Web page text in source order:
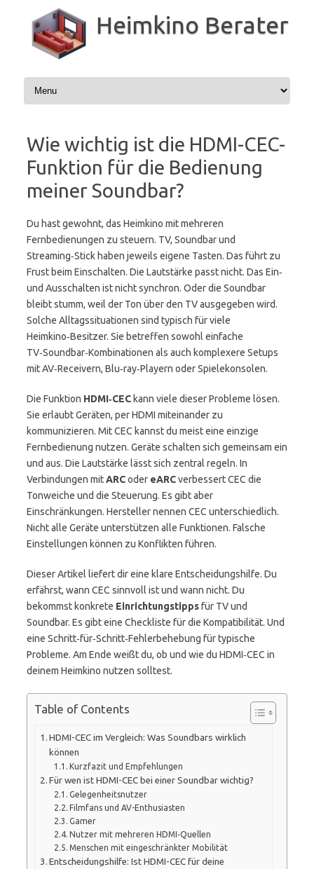
springen
Heimkino Berater
Wie wichtig ist die HDMI-CEC-
Funktion für die Bedienung
meiner Soundbar?
Du hast gewohnt, das Heimkino mit mehreren
Fernbedienungen zu steuern. TV, Soundbar und
Streaming‑Stick haben jeweils eigene Tasten. Das führt zu
Frust beim Einschalten. Die Lautstärke passt nicht. Das Ein‑
und Ausschalten ist nicht synchron. Oder die Soundbar
bleibt stumm, weil der Ton über den TV ausgegeben wird.
Solche Alltagssituationen sind typisch für viele
Heimkino‑Besitzer. Sie betreffen sowohl einfache
TV‑Soundbar‑Kombinationen als auch komplexere Setups
mit AV‑Receivern, Blu‑ray‑Playern oder Spielekonsolen.
Die Funktion HDMI‑CEC kann viele dieser Probleme lösen.
Sie erlaubt Geräten, per HDMI miteinander zu
kommunizieren. Mit CEC kannst du meist eine einzige
Fernbedienung nutzen. Geräte schalten sich gemeinsam ein
und aus. Die Lautstärke lässt sich zentral regeln. In
Verbindungen mitARCoder eARCverbessert CEC die
Tonweiche und die Steuerung. Es gibt aber
Einschränkungen. Hersteller nennen CEC unterschiedlich.
Nicht alle Geräte unterstützen alle Funktionen. Falsche
Einstellungen können zu Konflikten führen.
Dieser Artikel liefert dir eine klare Entscheidungshilfe. Du
erfährst, wann CEC sinnvoll ist und wann nicht. Du
bekommst konkrete Einrichtungstippsfür TV und
Soundbar. Es gibt eine Checkliste für die Kompatibilität. Und
eine Schritt‑für‑Schritt‑Fehlerbehebung für typische
Probleme. Am Ende weißt du, ob und wie du HDMI‑CEC in
deinem Heimkino nutzen solltest.
Table of Contents
HDMI-CEC im Vergleich: Was Soundbars wirklich
können
Kurzfazit und Empfehlungen
Für wen ist HDMI-CEC bei einer Soundbar wichtig?
Gelegenheitsnutzer
Filmfans und AV-Enthusiasten
Gamer
Nutzer mit mehreren HDMI‑Quellen
Menschen mit eingeschränkter Mobilität
Entscheidungshilfe: Ist HDMI-CEC für deine